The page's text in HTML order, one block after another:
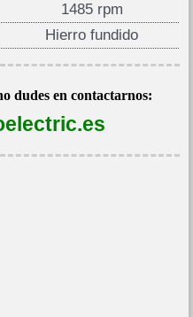
1485 rpm
Hierro fundido
dudes en contactarnos: